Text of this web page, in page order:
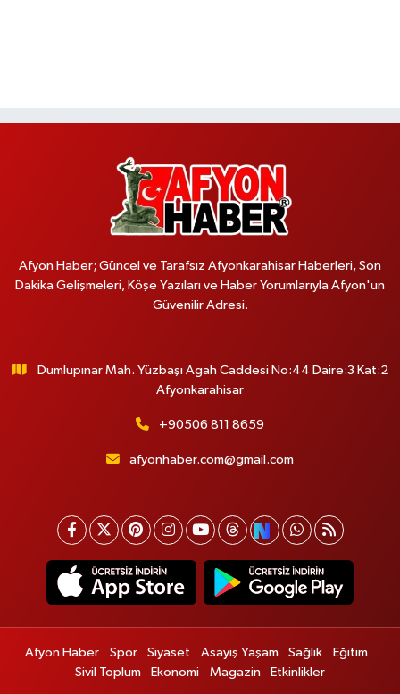
Afyon Haber; Güncel ve Tarafsız Afyonkarahisar Haberleri, Son
Dakika Gelişmeleri, Köşe Yazıları ve Haber Yorumlarıyla Afyon'un
Güvenilir Adresi.
Dumlupınar Mah. Yüzbaşı Agah Caddesi No:44 Daire:3 Kat:2
Afyonkarahisar
+90506 811 8659
afyonhaber.com@gmail.com
Afyon Haber Spor Siyaset Asayiş Yaşam Sağlık
Eğitim
Sivil Toplum
Ekonomi Magazin Etkinlikler